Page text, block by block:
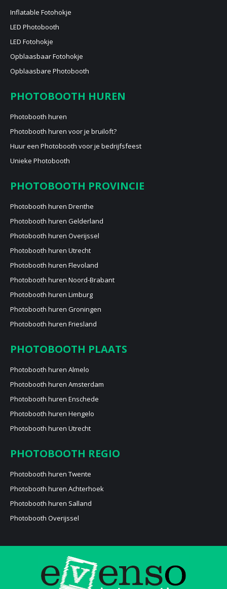
Inflatable Fotohokje
LED Photobooth
LED Fotohokje
Opblaasbaar Fotohokje
Opblaasbare Photobooth
PHOTOBOOTH HUREN
Photobooth huren
Photobooth huren voor je bruiloft?
Huur een Photobooth voor je bedrijfsfeest
Unieke Photobooth
PHOTOBOOTH PROVINCIE
Photobooth huren Drenthe
Photobooth huren Gelderland
Photobooth huren Overijssel
Photobooth huren Utrecht
Photobooth huren Flevoland
Photobooth huren Noord-Brabant
Photobooth huren Limburg
Photobooth huren Groningen
Photobooth huren Friesland
PHOTOBOOTH PLAATS
Photobooth huren Almelo
Photobooth huren Amsterdam
Photobooth huren Enschede
Photobooth huren Hengelo
Photobooth huren Utrecht
PHOTOBOOTH REGIO
Photobooth huren Twente
Photobooth huren Achterhoek
Photobooth huren Salland
Photobooth Overijssel